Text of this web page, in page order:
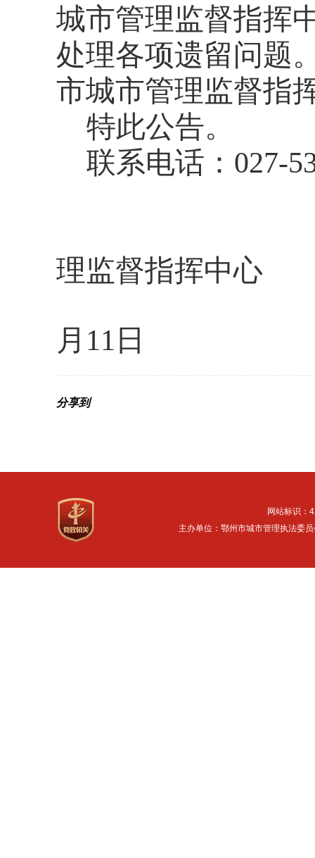
城市管理监督指挥
处理各项遗留问题
市城市管理监督指
特此公告。
联系电话： 027-
理监督指挥中心
月11日
分享到
网站标识：
主办单位：鄂州市城市管理执法委